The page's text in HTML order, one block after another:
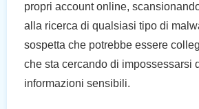
propri account online,
alla ricerca di qualsiasi tipo di
sospetta che potrebbe essere
che sta cercando di impossessarsi
informazioni sensibili.